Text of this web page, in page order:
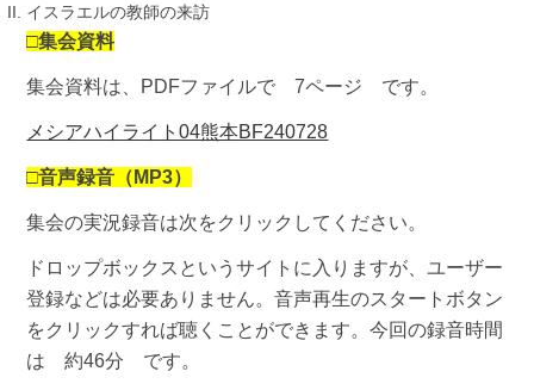
イスラエルの教師の来訪
□集会資料
集会資料は、PDFファイルで 7ページ です。
メシアハイライト04熊本BF240728
□音声録音（MP3）
集会の実況録音は次をクリックしてください。
ドロップボックスというサイトに入りますが、ユーザー
登録などは必要ありません。音声再生のスタートボタン
をクリックすれば聴くことができます。今回の録音時間
は 約46分 です。